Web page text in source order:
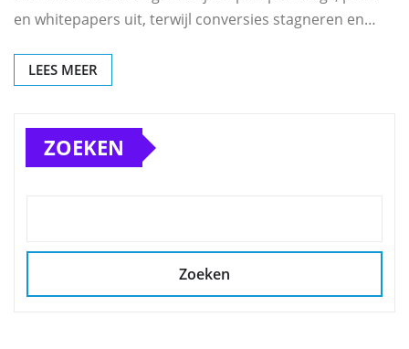
en whitepapers uit, terwijl conversies stagneren en…
LEES MEER
ZOEKEN
Zoeken